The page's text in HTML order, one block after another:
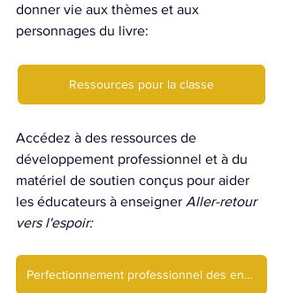
donner vie aux thèmes et aux
personnages du livre:
Ressources pour la classe
Accédez à des ressources de
développement professionnel et à du
matériel de soutien conçus pour aider
les éducateurs à enseigner Aller-retour
vers l'espoir:
Perfectionnement professionnel des enseignants (EN)